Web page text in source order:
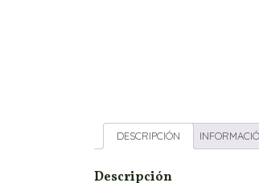
DESCRIPCIÓN
Descripción